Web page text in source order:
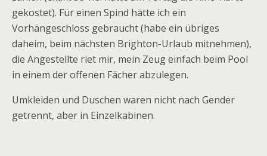
gekostet). Für einen Spind hätte ich ein
Vorhängeschloss gebraucht (habe ein übriges
daheim, beim nächsten Brighton-Urlaub mitnehmen),
die Angestellte riet mir, mein Zeug einfach beim Pool
in einem der offenen Fächer abzulegen.
Umkleiden und Duschen waren nicht nach Gender
getrennt, aber in Einzelkabinen.